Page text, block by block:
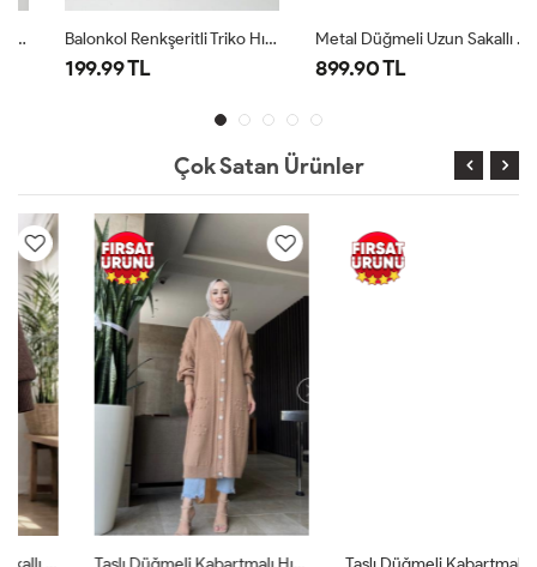
Balonkol Renkşeritli Triko Hırka Mintyeşili1191
199.99 TL
Metal Düğmeli Uzun Sakallı Hırka Kahverengi SLT8052
899.90 TL
Çok Satan Ürünler